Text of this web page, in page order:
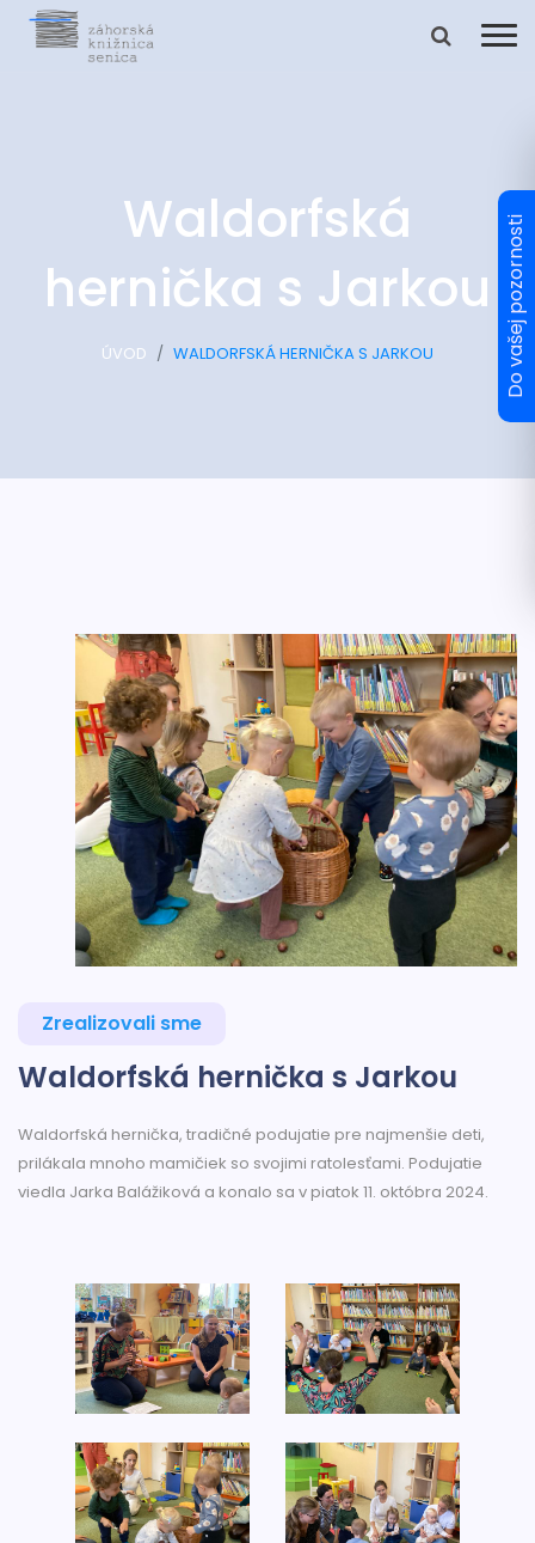
Waldorfská
hernička s Jarkou
ÚVOD WALDORFSKÁ HERNIČKA S JARKOU
Zrealizovali sme
Waldorfská hernička s Jarkou
Waldorfská hernička, tradičné podujatie pre najmenšie deti,
prilákala mnoho mamičiek so svojimi ratolesťami. Podujatie
viedla Jarka Balážiková a konalo sa v piatok 11. októbra 2024.